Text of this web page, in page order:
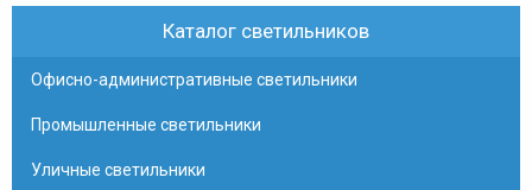
Каталог светильников
Офисно-административные светильники
Промышленные светильники
Уличные светильники